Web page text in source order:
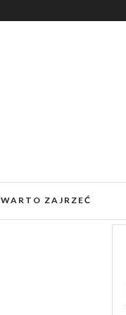
WARTO ZAJRZEĆ